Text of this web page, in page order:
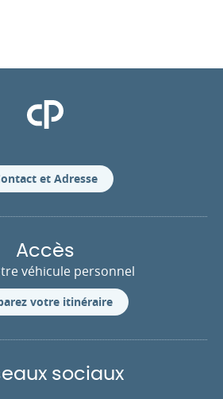
Clinique Pasteur
et Adresse
Accès
véhicule personnel
votre itinéraire
sociaux